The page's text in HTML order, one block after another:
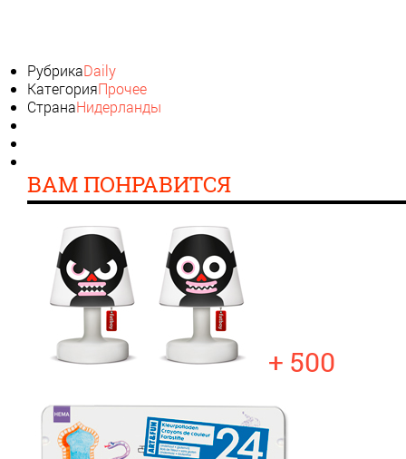
РубрикаDaily
КатегорияПрочее
СтранаНидерланды
ВАМ ПОНРАВИТСЯ
+ 500